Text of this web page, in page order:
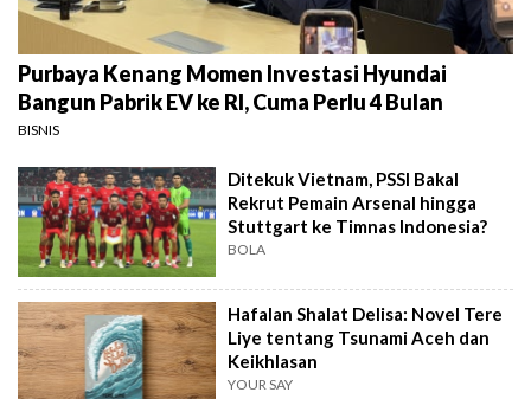
Purbaya Kenang Momen Investasi Hyundai
Bangun Pabrik EV ke RI, Cuma Perlu 4 Bulan
BISNIS
Ditekuk Vietnam, PSSI Bakal
Rekrut Pemain Arsenal hingga
Stuttgart ke Timnas Indonesia?
BOLA
Hafalan Shalat Delisa: Novel Tere
Liye tentang Tsunami Aceh dan
Keikhlasan
YOUR SAY